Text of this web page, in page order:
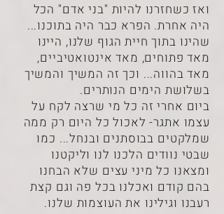
ואז כשחזרנו להיות "בני אדם" הכל
היה אחרת. הפרא כבר היה בתוכנו...
שהינו בתוך חיית הגוף שלנו, היינו
מאד פתוחים, מאד אינטואטיביים,
מאד בהווה... וכך זה המשיך והמשיך
בשלושת הימים הנותרים.
ביום אחרי זה כל מי שרצה לקח על
עצמו אתגר- לאכול כל היום רק ממה
שמלקטים בבוסתנים ובנחל... כמו
שבטי נוודים הלכנו לנו וליקטנו
ומצאנו כל מיני עצים שלא הבחנו
בהם קודם ואכלנו בכל פה וגם קצת
רעבנו וגילינו את העוצמות שלנו.